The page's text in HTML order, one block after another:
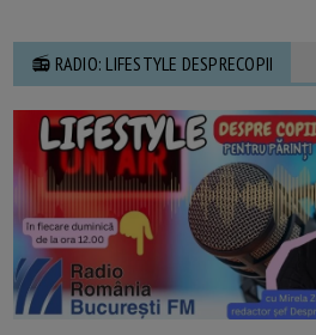
📻 RADIO: LIFESTYLE DESPRECOPII